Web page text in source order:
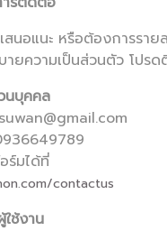
นอแนะ หรือต้องการราย
ายความเป็นส่วนตัว โปร
นบุคคล
ร์มได้ที่
contactus
ช้งาน